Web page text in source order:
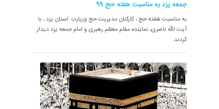
جمعه یزد به مناسبت هفته حج 99
به مناسبت هفته حج ، کارکنان مدیریت حج وزیارت استان یزد ، با
آیت الله ناصری، نماینده مقام معظم رهبری و امام جمعه یزد دیدار
کردند.